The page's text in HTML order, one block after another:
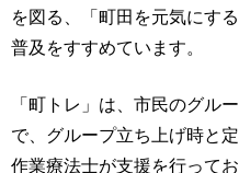
を図る、「町田を元気にす
普及をすすめています。
「町トレ」は、市民のグル
で、グループ立ち上げ時と
作業療法士が支援を行ってお